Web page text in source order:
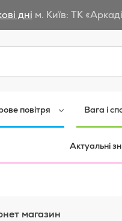
дні м. Київ: ТК
Пошук
повітря Вага і
Актуальні
магазин